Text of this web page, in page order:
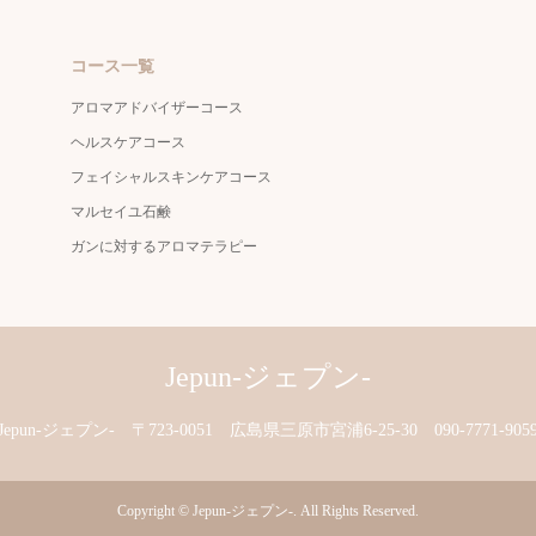
コース一覧
アロマアドバイザーコース
ヘルスケアコース
フェイシャルスキンケアコース
マルセイユ石鹸
ガンに対するアロマテラピー
Jepun-ジェプン-
ジェプン- 〒723-0051 広島県三原市宮浦6-25-30 090-7771-
Copyright © Jepun-ジェプン- . All Rights Reserved.